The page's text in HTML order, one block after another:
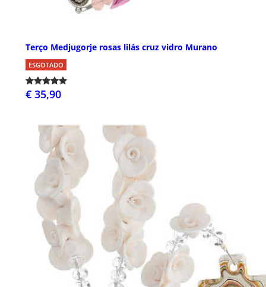
Terço Medjugorje rosas lilás cruz vidro Murano
ESGOTADO
€ 35,90